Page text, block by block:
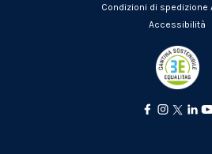
Condizioni di spedizione
Accessibilità